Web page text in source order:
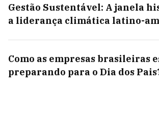
Gestão Sustentável: A janela
a liderança climática latino-
Como as empresas brasileiras
preparando para o Dia dos